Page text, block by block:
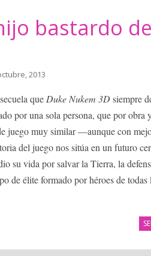
bastardo
2013
que Duke Nukem 3Dsiempre
por una sola persona, que por obra
juego muy similar —aunque con
del juego nos sitúa en un futuro
su vida por salvar la Tierra, la
de élite formado por héroes de todas